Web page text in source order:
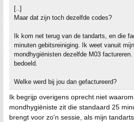
[..]
Maar dat zijn toch dezelfde codes?
Ik kom net terug van de tandarts, en die
minuten gebitsreiniging. Ik weet vanuit
mondhygiënisten dezelfde M03
bedoeld.
Welke werd bij jou dan gefactureerd?
Ik begrijp overigens oprecht niet
mondhygiëniste zit die standaard 25
brengt voor zo'n sessie, als mijn